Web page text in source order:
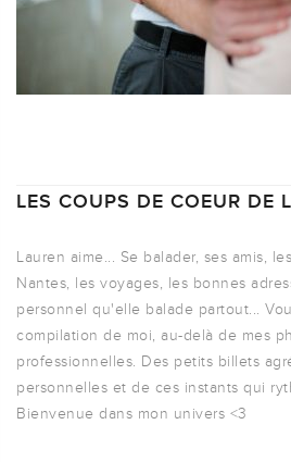
LES COUPS DE COEUR DE
Lauren aime... Se balader, ses amis,
Nantes, les voyages, les bonnes
personnel qu'elle balade partout...
compilation de moi, au-delà de mes
professionnelles. Des petits billets
personnelles et de ces instants qui
Bienvenue dans mon univers <3